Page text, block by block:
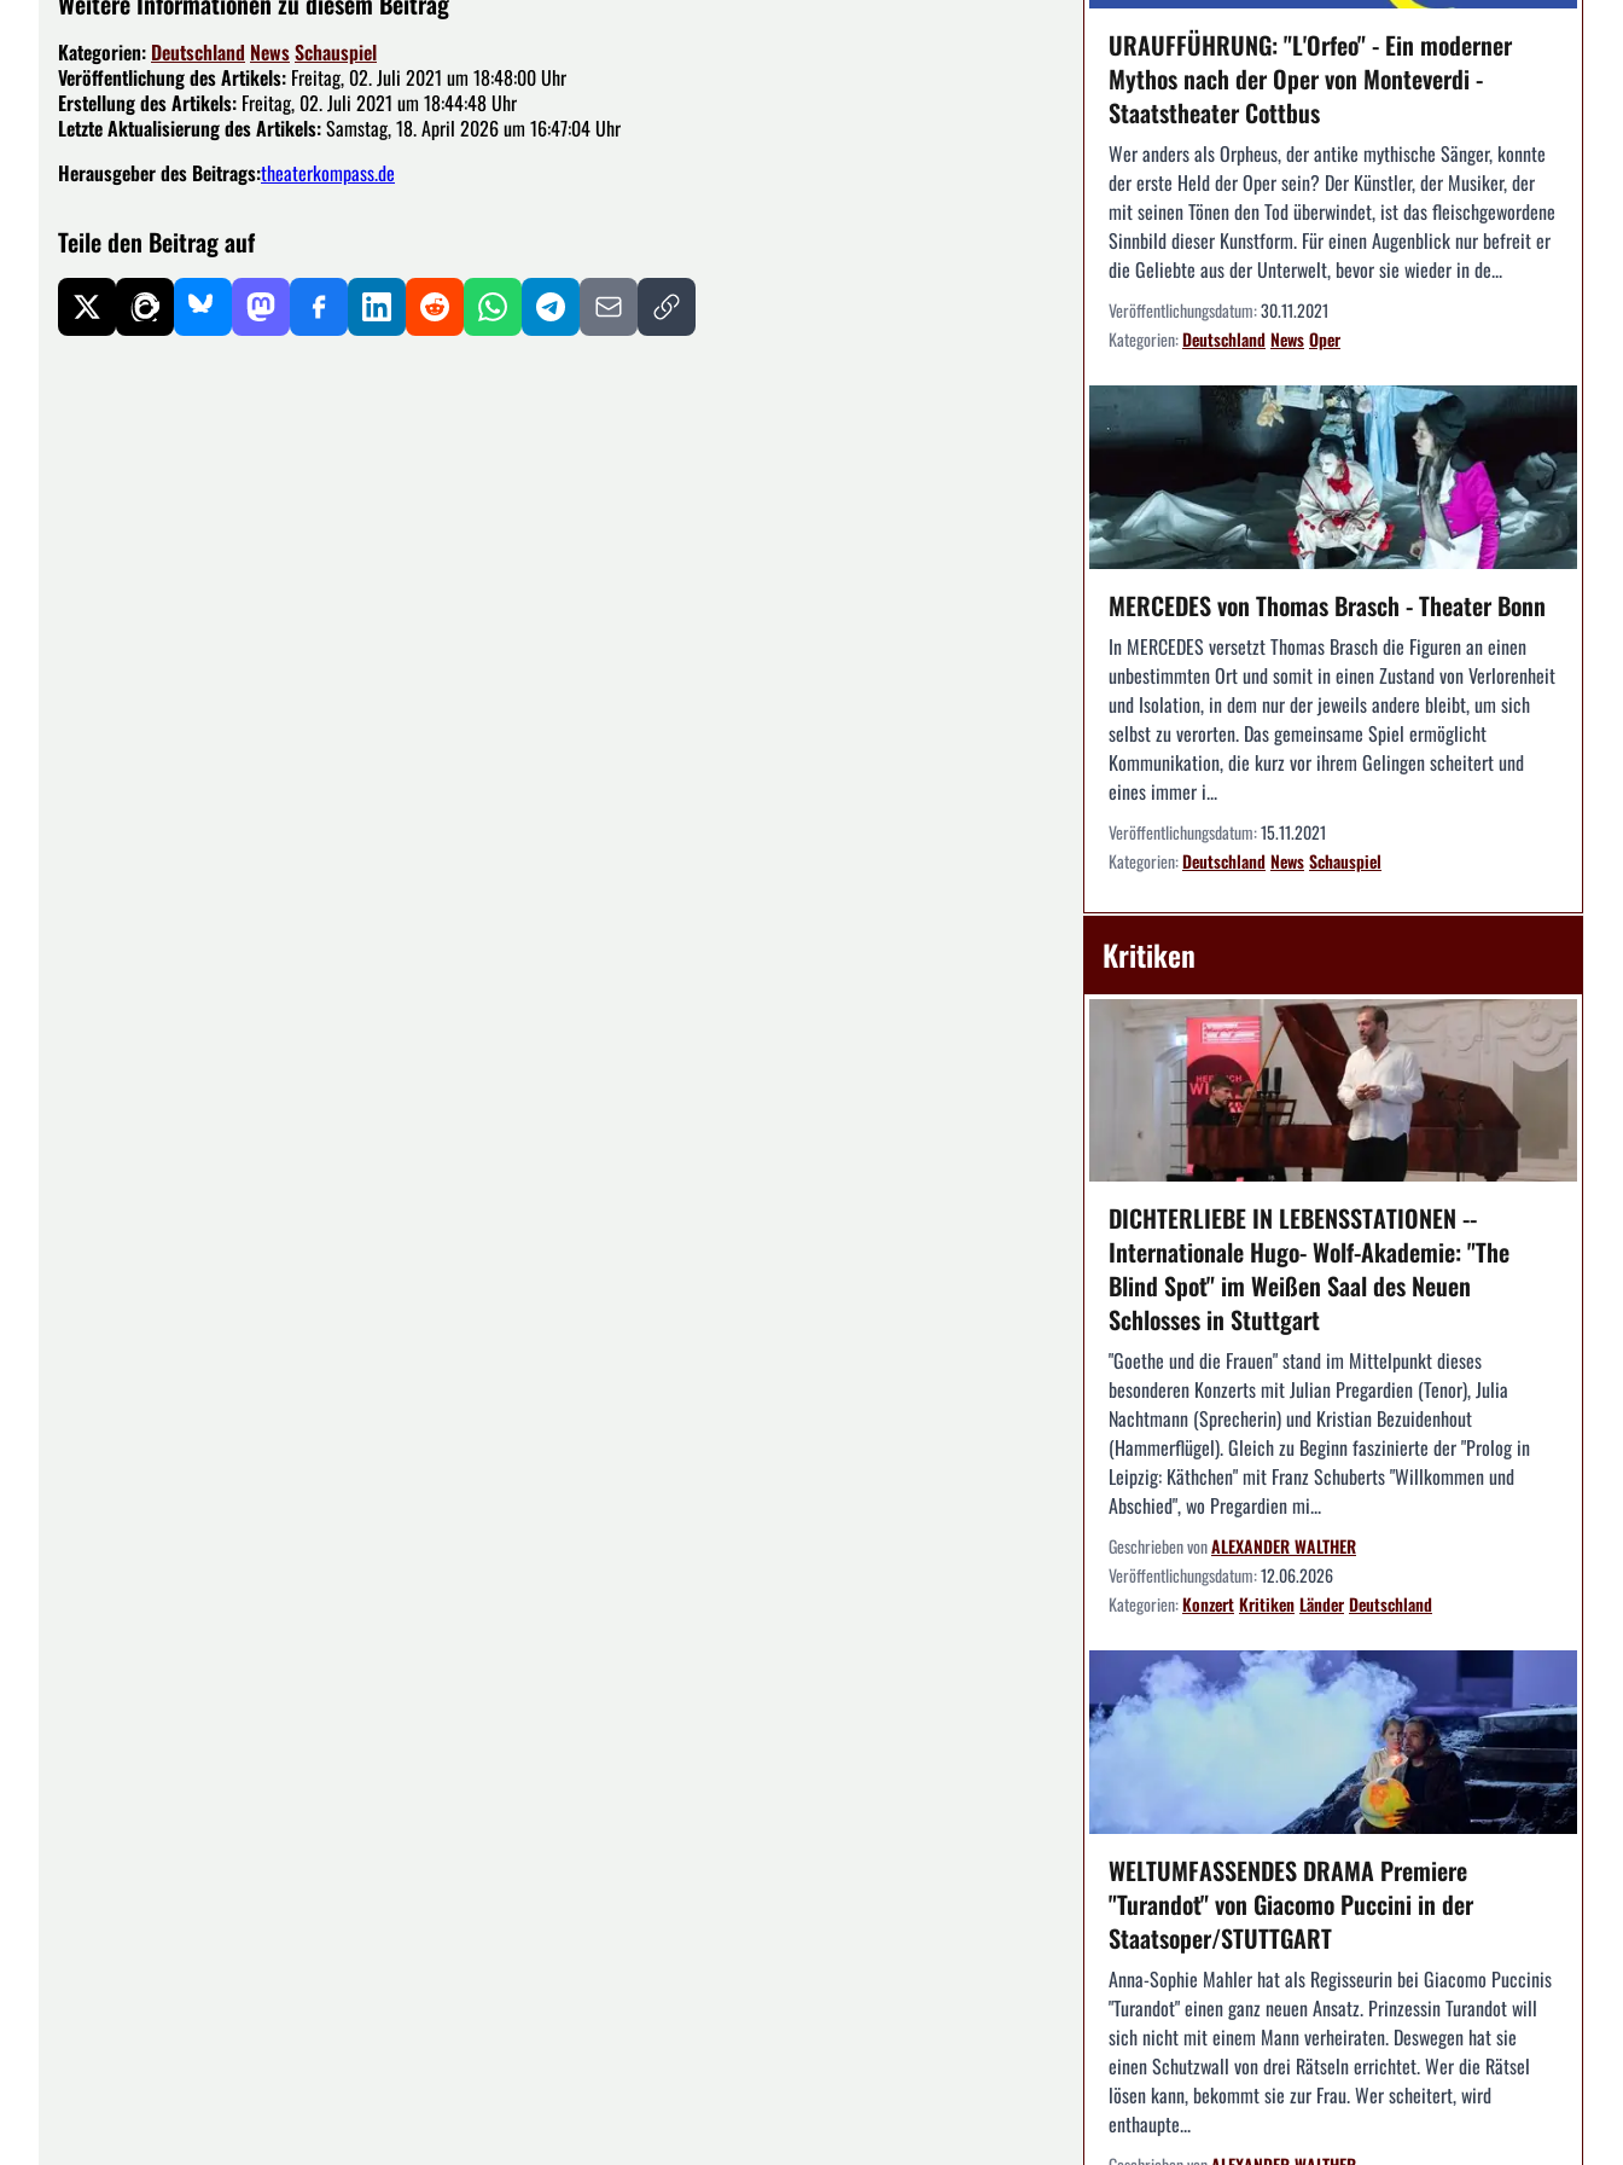
Kategorien: Deutschland NewsSchauspiel
Veröffentlichung des Artikels: Freitag, 02. Juli 2021 um 18:48:00 Uhr
Erstellung des Artikels: Freitag, 02. Juli 2021 um 18:44:48 Uhr
Letzte Aktualisierung des Artikels:Samstag, 18. April 2026 um 16:47:04 Uhr
Herausgeber des Beitrags:theaterkompass.de
Teile den Beitrag auf
URAUFFÜHRUNG: "L'Orfeo" - Ein moderner
Mythos nach der Oper von Monteverdi -
Staatstheater Cottbus
Wer anders als Orpheus, der antike mythische Sänger, konnte
der erste Held der Oper sein? Der Künstler, der Musiker, der
mit seinen Tönen den Tod überwindet, ist das fleischgewordene
Sinnbild dieser Kunstform. Für einen Augenblick nur befreit er
die Geliebte aus der Unterwelt, bevor sie wieder in de...
Veröffentlichungsdatum:30.11.2021
Kategorien:DeutschlandNewsOper
MERCEDES von Thomas Brasch - Theater Bonn
In MERCEDES versetzt Thomas Brasch die Figuren an einen
unbestimmten Ort und somit in einen Zustand von Verlorenheit
und Isolation, in dem nur der jeweils andere bleibt, um sich
selbst zu verorten. Das gemeinsame Spiel ermöglicht
Kommunikation, die kurz vor ihrem Gelingen scheitert und
eines immer i...
Veröffentlichungsdatum:15.11.2021
Kategorien:DeutschlandNewsSchauspiel
Kritiken
DICHTERLIEBE IN LEBENSSTATIONEN --
Internationale Hugo- Wolf-Akademie: "The
Blind Spot" im Weißen Saal des Neuen
Schlosses in Stuttgart
"Goethe und die Frauen" stand im Mittelpunkt dieses
besonderen Konzerts mit Julian Pregardien (Tenor), Julia
Nachtmann (Sprecherin) und Kristian Bezuidenhout
(Hammerflügel). Gleich zu Beginn faszinierte der "Prolog in
Leipzig: Käthchen" mit Franz Schuberts "Willkommen und
Abschied", wo Pregardien mi...
Geschrieben vonALEXANDER WALTHER
Veröffentlichungsdatum:12.06.2026
Kategorien:KonzertKritikenLänderDeutschland
WELTUMFASSENDES DRAMA Premiere
"Turandot" von Giacomo Puccini in der
Staatsoper/STUTTGART
Anna-Sophie Mahler hat als Regisseurin bei Giacomo Puccinis
"Turandot" einen ganz neuen Ansatz. Prinzessin Turandot will
sich nicht mit einem Mann verheiraten. Deswegen hat sie
einen Schutzwall von drei Rätseln errichtet. Wer die Rätsel
lösen kann, bekommt sie zur Frau. Wer scheitert, wird
enthaupte...